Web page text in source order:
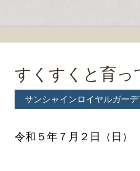
すくすくと育
サンシャインロイヤルガーデ
令和５年７月２日（